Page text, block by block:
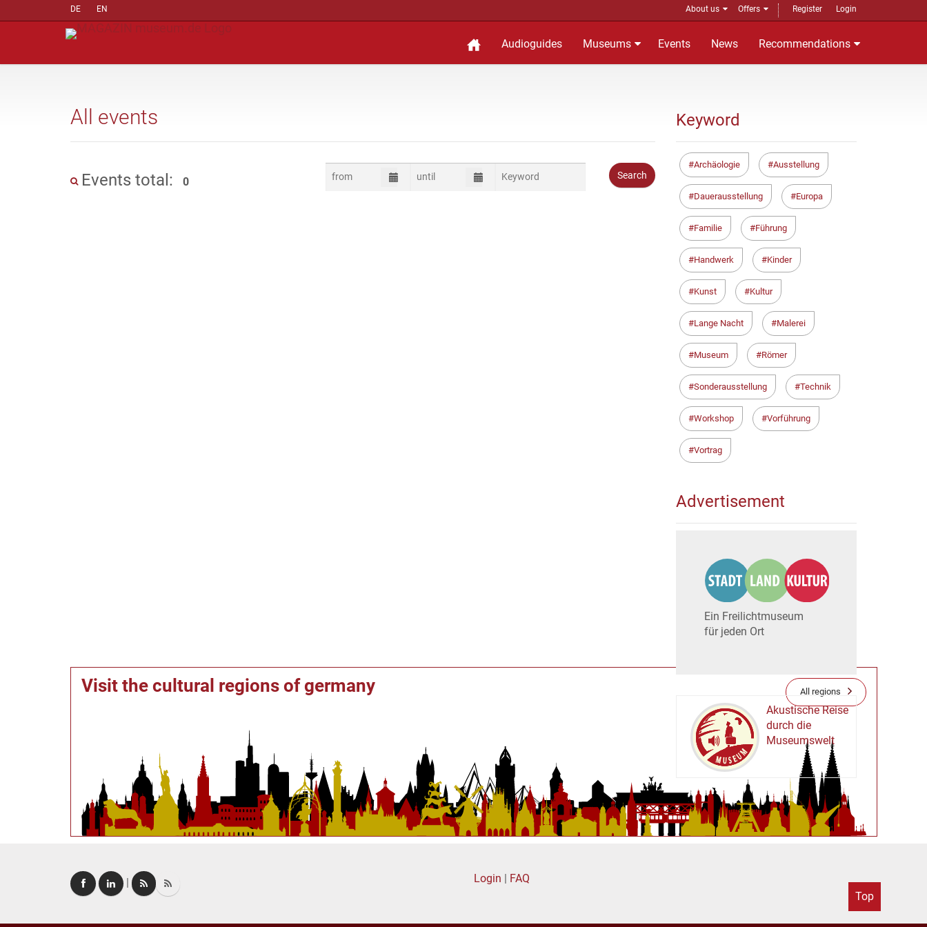
DE EN About us Offers Register Login
Audioguides Museums Events News Recommendations
All events
Events total: 0
Visit the cultural regions of germany All regions
Keyword
Archäologie Ausstellung
Dauerausstellung Europa
Familie Führung
Handwerk Kinder
Kunst Kultur
Lange Nacht Malerei
Museum Römer
Sonderausstellung Technik
Workshop Vorführung
Vortrag
Advertisement
Ein Freilichtmuseum
für jeden Ort
MUSEUM
Akustische Reise
durch die
Museumswelt
Login | FAQ
Top